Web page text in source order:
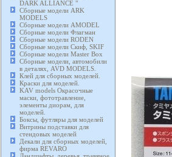
DARK ALLIANCE "
Сборные модели ARK
MODELS
Сборные модели AMODEL
Сборные модели Флагман
Сборные модели RODEN
Сборные модели Скиф, SKIF
Сборные модели Master Box
Сборные модели, автомобили
в деталях, AVD MODELS.
Клей для сборных моделей.
Краски для моделей.
KAV models Окрасочные
маски, фототравление,
элементы диорам, для
моделей.
Боксы, футляры для моделей
Витрины подставки для
стендовых моделей
Декали для сборных моделей,
фирма REVARO